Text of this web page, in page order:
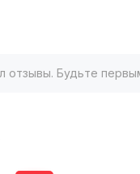
отзывы. Будьте